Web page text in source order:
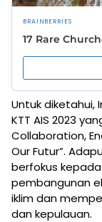
Untuk diketahui,
KTT AIS 2023
Collaboration,
Our Futur”.
berfokus
pembangunan
iklim dan
dan kepulauan.